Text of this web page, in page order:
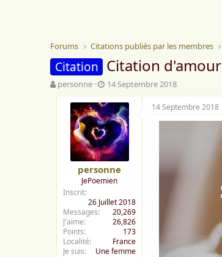
Forums Citations publiés par les membres
Citation Citation d'amour
A
u
personne
D
a
t
e
d
e
d
é
b
u
14 Septembre 2018
personne
JePoemien
Inscrit
26 Juillet 2018
Messages
20,269
J'aime
26,826
Points
173
Localité
France
Je suis
Une femme
14 Septembre 2018